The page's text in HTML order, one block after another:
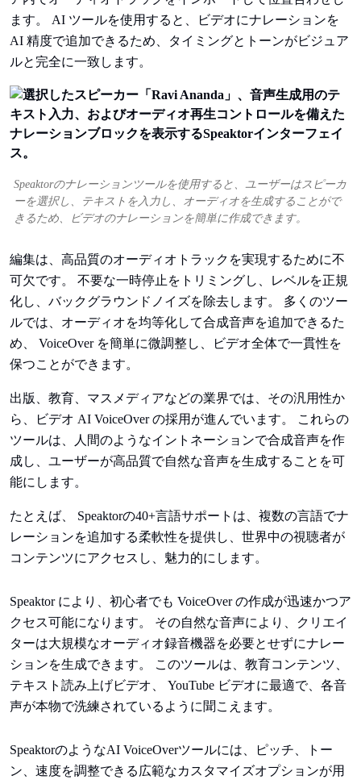
ます。 AI ツールを使用すると、ビデオにナレーションを
AI 精度で追加できるため、タイミングとトーンがビジュア
ルと完全に一致します。
Speaktorのナレーションツールを使用すると、ユーザーはスピーカ
ーを選択し、テキストを入力し、オーディオを生成することがで
きるため、ビデオのナレーションを簡単に作成できます。
編集は、高品質のオーディオトラックを実現するために不
可欠です。 不要な一時停止をトリミングし、レベルを正規
化し、バックグラウンドノイズを除去します。 多くのツー
ルでは、オーディオを均等化して合成音声を追加できるた
め、 VoiceOver を簡単に微調整し、ビデオ全体で一貫性を
保つことができます。
出版、教育、マスメディアなどの業界では、その汎用性か
ら、ビデオ AI VoiceOver の採用が進んでいます。 これらの
ツールは、人間のようなイントネーションで合成音声を作
成し、ユーザーが高品質で自然な音声を生成することを可
能にします。
たとえば、 Speaktorの40+言語サポートは、複数の言語でナ
レーションを追加する柔軟性を提供し、世界中の視聴者が
コンテンツにアクセスし、魅力的にします。
Speaktor により、初心者でも VoiceOver の作成が迅速かつア
クセス可能になります。 その自然な音声により、クリエイ
ターは大規模なオーディオ録音機器を必要とせずにナレー
ションを生成できます。 このツールは、教育コンテンツ、
テキスト読み上げビデオ、 YouTube ビデオに最適で、各音
声が本物で洗練されているように聞こえます。
SpeaktorのようなAI VoiceOverツールには、ピッチ、トー
ン、速度を調整できる広範なカスタマイズオプションが用